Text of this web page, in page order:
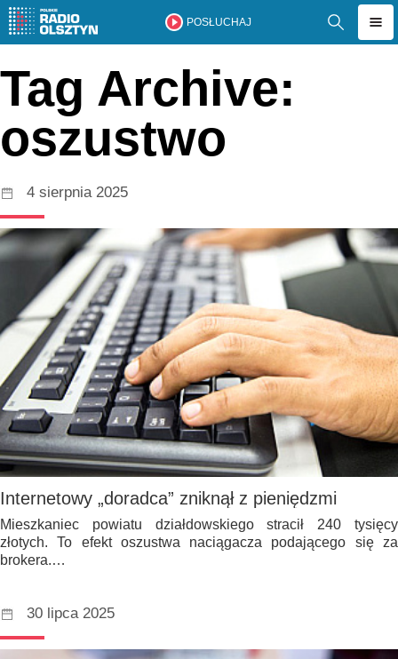
POSŁUCHAJ
Tag Archive:
oszustwo
4 sierpnia 2025
Internetowy „doradca” zniknął z pieniędzmi
Mieszkaniec powiatu działdowskiego stracił 240 tysięcy
złotych. To efekt oszustwa naciągacza podającego się za
brokera.…
30 lipca 2025